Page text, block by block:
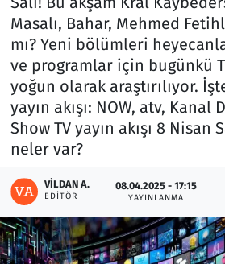
Masalı, Bahar, Mehmed
mı? Yeni bölümleri
ve programlar için bugünkü
yoğun olarak araştırılıyor.
yayın akışı: NOW, atv, Kanal
Show TV yayın akışı 8 Nisan
neler var?
VILDAN A.
EDITÖR
08.04.2025 - 17:15
YAYINLANMA
Otomobil
Oyun
Ramazan
Resmi İlanlar
Rüya Tabirleri
Sağlık